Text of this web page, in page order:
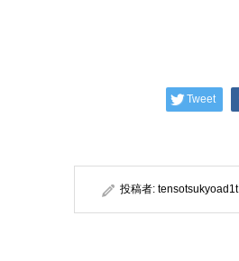
Tweet
投稿者: tensotsukyoad1t